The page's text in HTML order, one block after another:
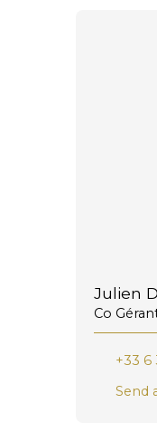
Julien
Co
+33 6
Send